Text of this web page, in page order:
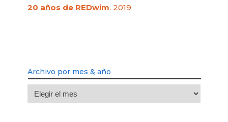
20 años de REDwim. 2019
Archivo por mes & año
Archivo
por